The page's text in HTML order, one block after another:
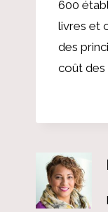
600
livres et
des
coût des